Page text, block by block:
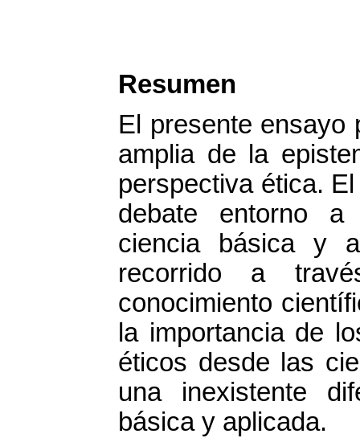
Resumen
El presente ensayo
amplia de la
perspectiva ética.
debate entorno a
ciencia básica y
recorrido a
conocimiento
la importancia de
éticos desde las
una inexistente
básica y aplicada.